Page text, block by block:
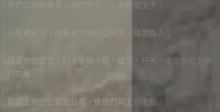
我們信耶穌基督，我們的主，上帝的獨生子，
因聖靈感孕，由童貞女馬利亞所生，降世為人；
藉著祂的受苦、釘十字架、死、復活、升天、坐在全能上帝
的右邊，
彰顯上帝的仁愛和公義，使我們與上帝復和。